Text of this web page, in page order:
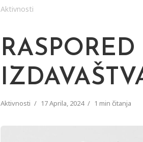
Aktivnosti
Aktivnosti 17 Aprila, 2024 1 min čitanja